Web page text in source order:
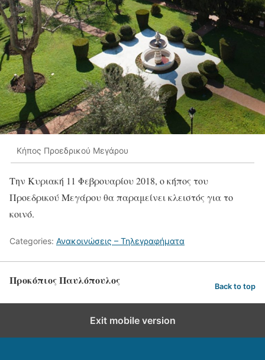
Κήπος Προεδρικού Μεγάρου
Την Κυριακή 11 Φεβρουαρίου 2018, ο κήπος του
Προεδρικού Μεγάρου θα παραμείνει κλειστός για το
κοινό.
Categories: Ανακοινώσεις – Τηλεγραφήματα
Προκόπιος Παυλόπουλος Back to top
Exit mobile version